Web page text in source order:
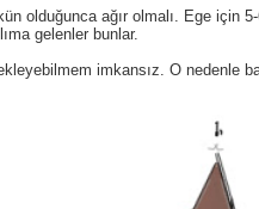
olduğunca ağır olmalı. Ege için
gelenler bunlar.
imkansız. O nedenle